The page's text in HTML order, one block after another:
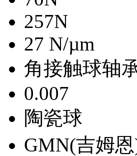
257N
27 N/µm
角接触球轴
0.007
陶瓷球
GMN(吉姆